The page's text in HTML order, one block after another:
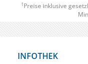
1 Preise inklusive
INFOTHEK